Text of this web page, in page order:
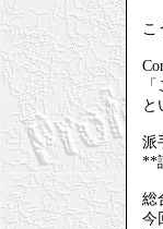
こ
と
派
**
総
今